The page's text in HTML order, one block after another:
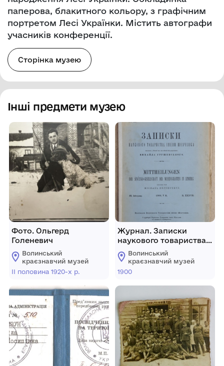
паперова, блакитного кольору, з графічним
портретом Лесі Українки. Містить автографи
учасників конференції.
Сторінка музею
Інші предмети музею
Фото. Ольгерд
Голеневич
Волинський
краєзнавчий музей
ІІ половина 1920-х р.
Журнал. Записки
наукового товариства
імені Шевченка під
редакцією Михайла
Грушевського. Рік IX. Р.
Волинський
краєзнавчий музей
1900